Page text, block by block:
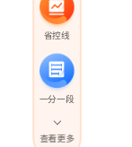
省控线
一分一段
查看更多